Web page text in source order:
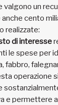
valgono un
cento
realizzate:
di interesse
le spese per
fabbro,
operazione
e permettere